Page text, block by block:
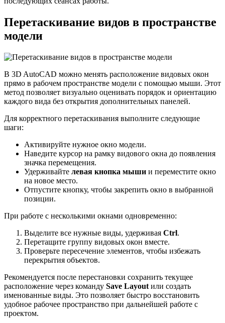
Перетаскивание видов в пространстве
модели
В 3D AutoCAD можно менять расположение видовых окон
прямо в рабочем пространстве модели с помощью мыши. Этот
метод позволяет визуально оценивать порядок и ориентацию
каждого вида без открытия дополнительных панелей.
Для корректного перетаскивания выполните следующие
шаги:
Активируйте нужное окно модели.
Наведите курсор на рамку видового окна до появления
значка перемещения.
Удерживайте левая кнопка мыши и переместите окно
на новое место.
Отпустите кнопку, чтобы закрепить окно в выбранной
позиции.
При работе с несколькими окнами одновременно:
Выделите все нужные виды, удерживая Ctrl.
Перетащите группу видовых окон вместе.
Проверьте пересечение элементов, чтобы избежать
перекрытия объектов.
Рекомендуется после перестановки сохранить текущее
расположение через команду Save Layout или создать
именованные виды. Это позволяет быстро восстановить
удобное рабочее пространство при дальнейшей работе с
проектом.